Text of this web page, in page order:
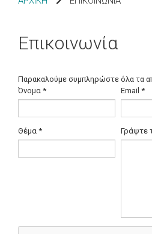
Επικοινωνία
Παρακαλούμε συμπληρώστε όλα τα
Όνομα * Email *
Θέμα * Γράψτε